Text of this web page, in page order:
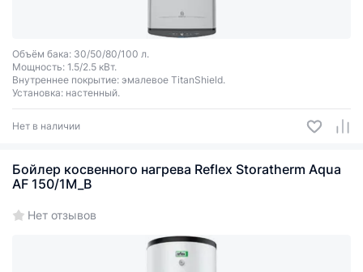
Объём бака: 30/50/80/100 л.
Мощность: 1.5/2.5 кВт.
Внутреннее покрытие: эмалевое TitanShield.
Установка: настенный.
Нет в наличии
Бойлер косвенного нагрева Reflex Storatherm Aqua
AF 150/1M_B
Нет отзывов